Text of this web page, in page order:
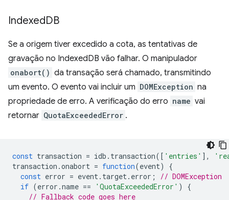
IndexedDB
Se a origem tiver excedido a cota, as tentativas de
gravação no IndexedDB vão falhar. O manipulador
onabort() da transação será chamado, transmitindo
um evento. O evento vai incluir um DOMException na
propriedade de erro. A verificação do erro name vai
retornar QuotaExceededError .
const transaction = idb . transaction([ 'entries' ],
transaction .onabort = function(event)
{
const error = event. target. error ;
// DOMException
if (error .name == 'QuotaExceededError' )
{
// Fallback code goes here